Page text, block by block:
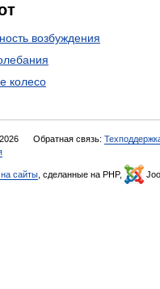
возбуждения
колесо
Обратная связь:
сайты , сделанные на PHP,